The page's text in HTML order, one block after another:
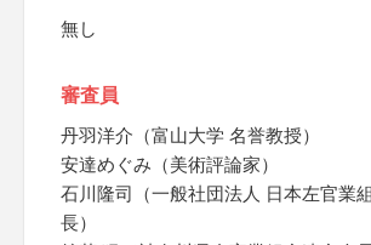
無し
審査員
丹羽洋介（富山大学 名誉教授）
安達めぐみ（美術評論家）
石川隆司（一般社団法人 日本左官業
長）